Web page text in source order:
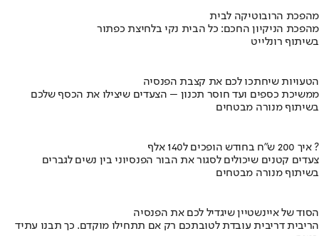
מהפכת הרובוטיקה לבית
מהפכת הניקיון החכם: כל הבית נקי בלחיצת כפתור
בשיתוף רונלייט
הטעויות שיחתכו לכם את קצבת הפנסיה
ממשיכת כספים ועד חוסר תכנון – הצעדים שיצילו את הכסף שלכם
בשיתוף מנורה מבטחים
איך 200 ש"ח בחודש הופכים ל140 אלף ?
צעדים קטנים שיכולים לסגור את הבור הפנסיוני בין נשים לגברים
בשיתוף מנורה מבטחים
הסוד של איינשטיין שיגדיל לכם את הפנסיה
הריבית דריבית עובדת לטובתכם רק אם תתחילו מוקדם. כך תבנו עתיד